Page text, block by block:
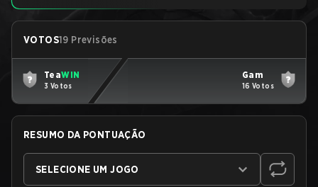
VOTOS19 Previsões
TeaWIN
3 Votos
Gam
16 Votos
RESUMO DA PONTUAÇÃO
SELECIONE UM JOGO